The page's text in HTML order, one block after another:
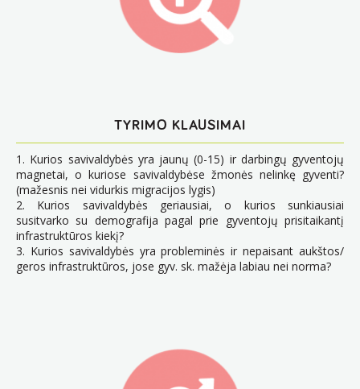
TYRIMO KLAUSIMAI
1. Kurios savivaldybės yra jaunų (0-15) ir darbingų gyventojų
magnetai, o kuriose savivaldybėse žmonės nelinkę gyventi?
(mažesnis nei vidurkis migracijos lygis)
2. Kurios savivaldybės geriausiai, o kurios sunkiausiai
susitvarko su demografija pagal prie gyventojų prisitaikantį
infrastruktūros kiekį?
3. Kurios savivaldybės yra probleminės ir nepaisant aukštos/
geros infrastruktūros, jose gyv. sk. mažėja labiau nei norma?